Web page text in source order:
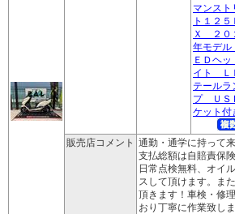
マンスト
ト１２５
Ｘ ２０
年モデ
ＥＤヘッ
イト Ｌ
テールラ
プ ＵＳ
ケット付
販売店コメント 通勤・通学に持って
支払総額は自賠責保
日常点検無料、オイ
スして頂けます。ま
頂きます！車検・修
おり丁寧に作業致し